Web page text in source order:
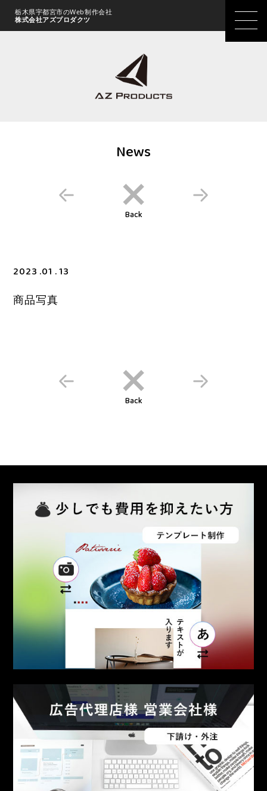
栃木県宇都宮市のWeb制作会社
株式会社アズプロダクツ
News
Back
2023 .01 . 13
商品写真
Back